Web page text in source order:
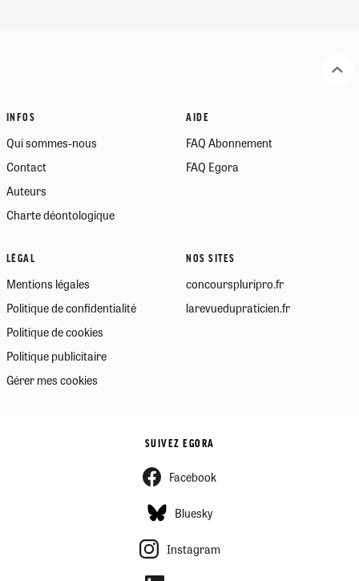
INFOS
Qui sommes-nous
Contact
Auteurs
Charte déontologique
AIDE
FAQ Abonnement
FAQ Egora
LÉGAL
Mentions légales
Politique de confidentialité
Politique de cookies
Politique publicitaire
Gérer mes cookies
NOS SITES
concourspluripro.fr
larevuedupraticien.fr
SUIVEZ EGORA
Facebook
Bluesky
Instagram